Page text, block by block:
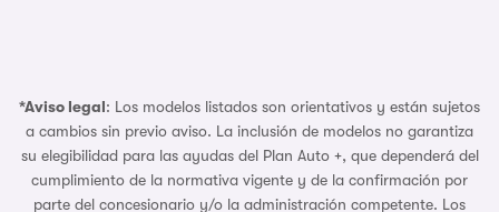
*Aviso legal: Los modelos listados son orientativos y están sujetos
a cambios sin previo aviso. La inclusión de modelos no garantiza
su elegibilidad para las ayudas del Plan Auto +, que dependerá del
cumplimiento de la normativa vigente y de la confirmación por
parte del concesionario y/o la administración competente. Los